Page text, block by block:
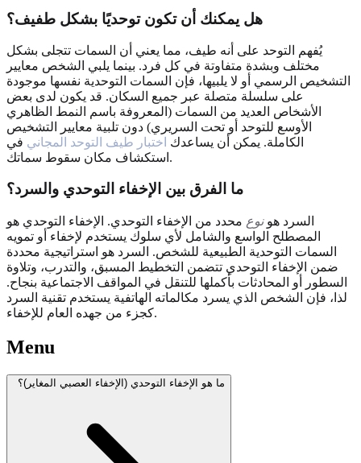
هل يمكنك أن تكون توحديًا بشكل طفيف؟
يُفهم التوحد على أنه طيف، مما يعني أن السمات تتجلى بشكل
مختلف وبشدة متفاوتة في كل فرد. بينما يلبي الشخص معايير
التشخيص الرسمي أو لا يلبيها، فإن السمات التوحدية نفسها موجودة
على سلسلة متصلة عبر جميع السكان. قد يكون لدى بعض
الأشخاص العديد من السمات (المعروفة باسم النمط الظاهري
الأوسع للتوحد أو تحت السريري) دون تلبية معايير التشخيص
الكاملة. يمكن أن يساعدك اختبار طيف التوحد المجاني في
استكشاف مكان سقوط سماتك.
ما الفرق بين الإخفاء التوحدي والسرد؟
السرد هونوع محدد من الإخفاء التوحدي. الإخفاء التوحدي هو
المصطلح الواسع والشامل لأي سلوك يستخدم لإخفاء أو تمويه
السمات التوحدية الطبيعية للشخص. السرد هو استراتيجية محددة
ضمن الإخفاء التوحدي تتضمن التخطيط المسبق، والتدرب، وتلاوة
السطور أو المحادثات بأكملها للتنقل في المواقف الاجتماعية بنجاح.
لذا، فإن الشخص الذي يسرد مكالماته الهاتفية يستخدم تقنية السرد
كجزء من جهده العام للإخفاء.
Menu
ما هو الإخفاء التوحدي (الإخفاء العصبي المغاير)؟